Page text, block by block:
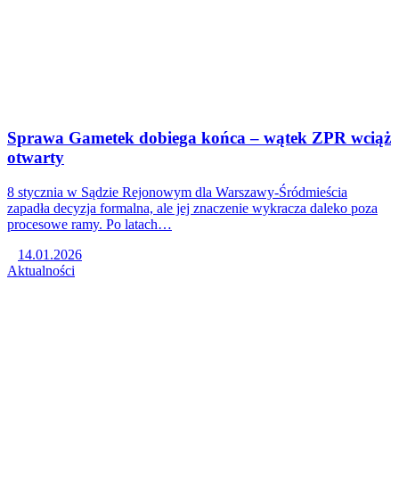
Sprawa Gametek dobiega końca – wątek ZPR wciąż
otwarty
8 stycznia w Sądzie Rejonowym dla Warszawy-Śródmieścia
zapadła decyzja formalna, ale jej znaczenie wykracza daleko poza
procesowe ramy. Po latach…
14.01.2026
Aktualności